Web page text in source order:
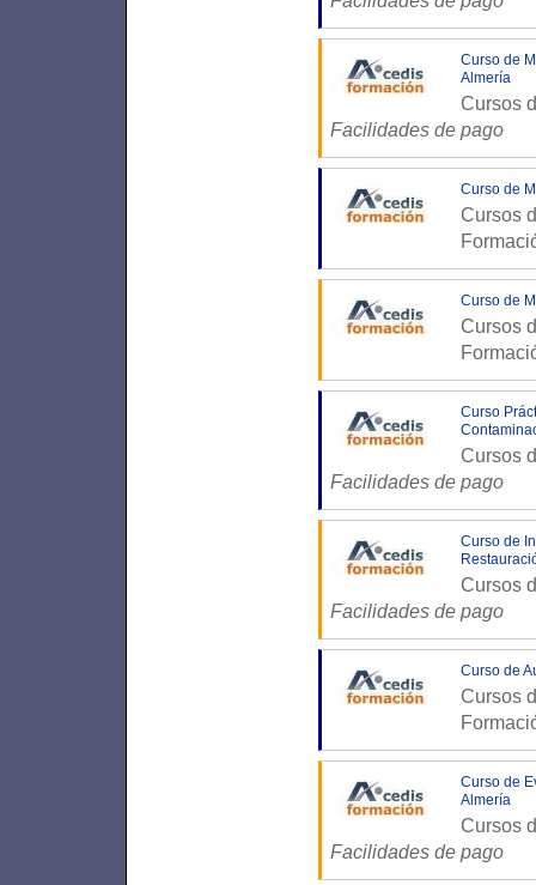
Curso de
Almería
Cursos
Facilidades de pago
Curso de
Cursos
Curso de
Cursos
Curso
Cursos
Facilidades de pago
Curso de
Cursos
Facilidades de pago
Curso de
Cursos
Curso de
Almería
Cursos
Facilidades de pago